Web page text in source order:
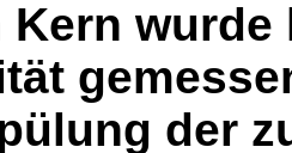
Kern wurde
der